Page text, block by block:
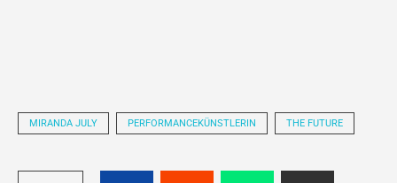
MIRANDA JULY PERFORMANCEKÜNSTLERIN THE FUTURE